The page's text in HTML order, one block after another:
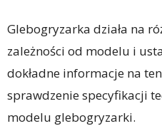
Glebogryzarka działa na
zależności od modelu i
dokładne informacje na
sprawdzenie specyfikacji
modelu glebogryzarki.